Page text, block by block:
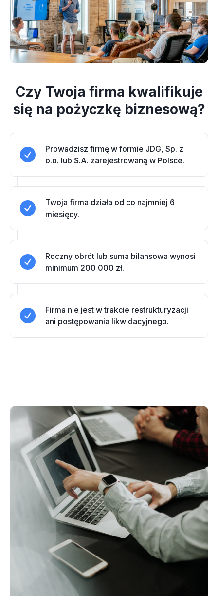
Czy Twoja firma kwalifikuje
się na pożyczkę biznesową?
Prowadzisz firmę w formie JDG, Sp. z
o.o. lub S.A. zarejestrowaną w Polsce.
Twoja firma działa od co najmniej 6
miesięcy.
Roczny obrót lub suma bilansowa wynosi
minimum 200 000 zł.
Firma nie jest w trakcie restrukturyzacji
ani postępowania likwidacyjnego.